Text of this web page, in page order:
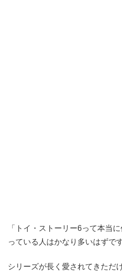
「トイ・ストーリー6って本当
っている人はかなり多いはずです
シリーズが長く愛されてきただ